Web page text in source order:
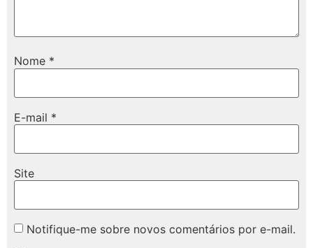
Nome *
E-mail *
Site
Notifique-me sobre novos comentários por e-mail.